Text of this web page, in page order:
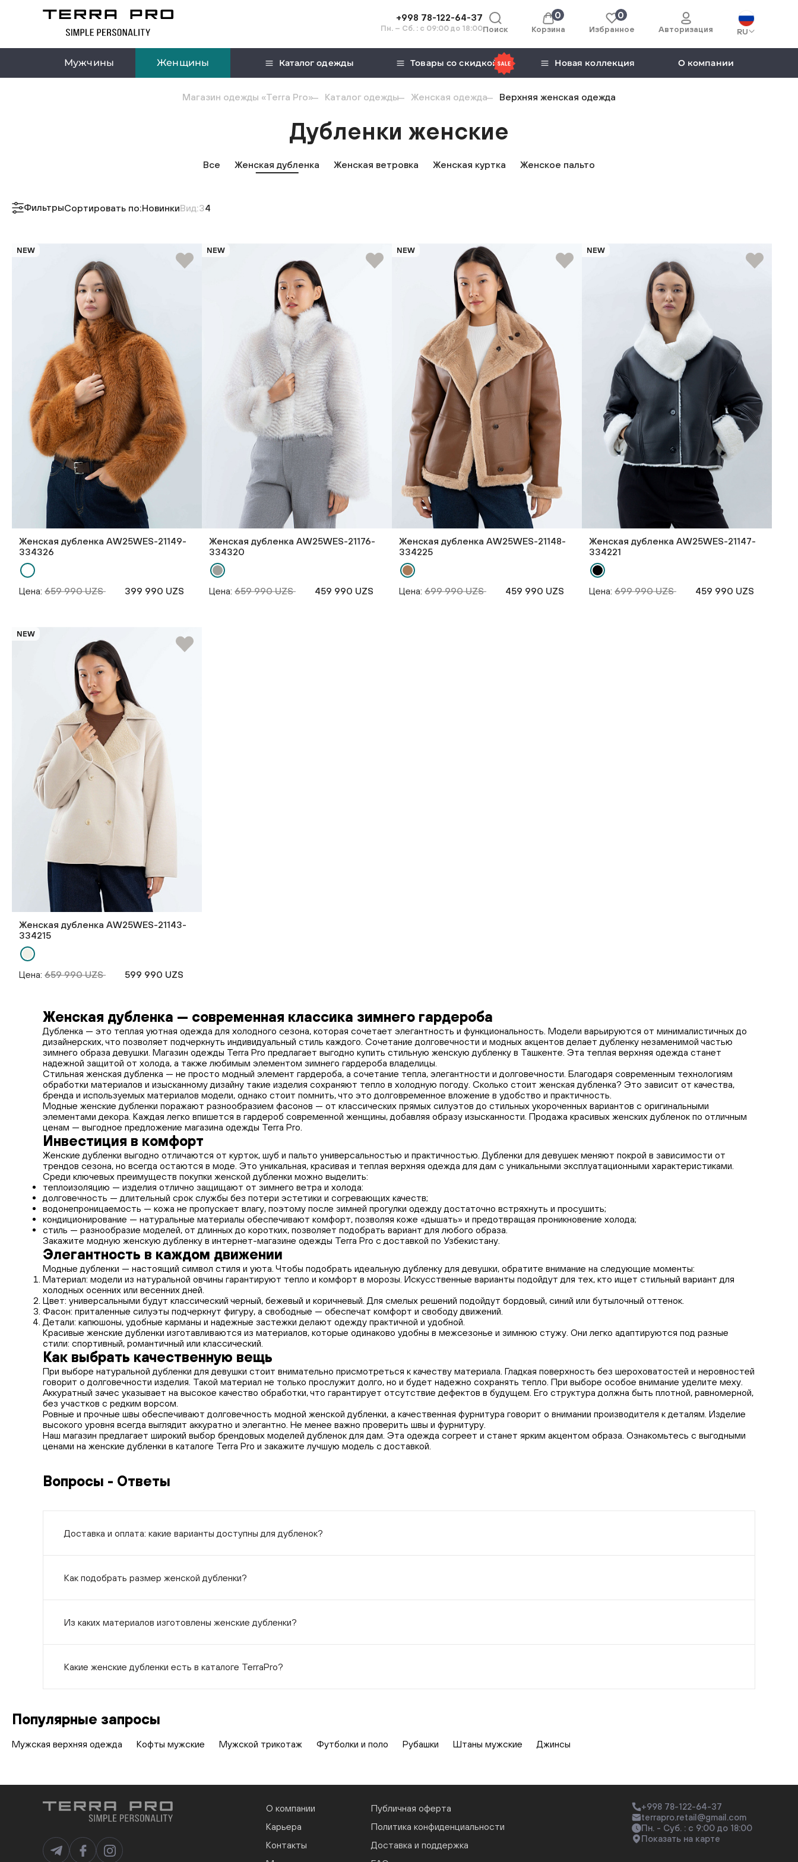
+998 78-122-64-37
Пн. – Сб. : с 09:00 до 18:00Поиск Корзина
0 0
Избранное Авторизация RU
Мужчины Женщины Каталог одежды Товары со скидкой Новая коллекция О компании
Магазин одежды «Terra Pro» Каталог одежды Женская одежда Верхняя женская одежда
Дубленки женские
Все Женская дубленка Женская ветровка Женская куртка Женское пальто
ФильтрыСортировать по:НовинкиВид:34
NEW
Женская дубленка AW25WES-21149-
334326
Цена: 659 990 UZS 399 990 UZS
NEW
Женская дубленка AW25WES-21176-
334320
Цена: 659 990 UZS 459 990 UZS
NEW
Женская дубленка AW25WES-21148-
334225
Цена: 699 990 UZS 459 990 UZS
NEW
Женская дубленка AW25WES-21147-
334221
Цена: 699 990 UZS 459 990 UZS
NEW
Женская дубленка AW25WES-21143-
334215
Цена: 659 990 UZS 599 990 UZS
Женская дубленка — современная классика зимнего гардероба
Дубленка — это теплая уютная одежда для холодного сезона, которая сочетает элегантность и функциональность. Модели варьируются от минималистичных до
дизайнерских, что позволяет подчеркнуть индивидуальный стиль каждого. Сочетание долговечности и модных акцентов делает дубленку незаменимой частью
зимнего образа девушки. Магазин одежды Terra Pro предлагает выгодно купить стильную женскую дубленку в Ташкенте. Эта теплая верхняя одежда станет
надежной защитой от холода, а также любимым элементом зимнего гардероба владелицы.
Стильная женская дубленка — не просто модный элемент гардероба, а сочетание тепла, элегантности и долговечности. Благодаря современным технологиям
обработки материалов и изысканному дизайну такие изделия сохраняют тепло в холодную погоду. Сколько стоит женская дубленка? Это зависит от качества,
бренда и используемых материалов модели, однако стоит помнить, что это долговременное вложение в удобство и практичность.
Модные женские дубленки поражают разнообразием фасонов — от классических прямых силуэтов до стильных укороченных вариантов с оригинальными
элементами декора. Каждая легко впишется в гардероб современной женщины, добавляя образу изысканности. Продажа красивых женских дубленок по отличным
ценам — выгодное предложение магазина одежды Terra Pro.
Инвестиция в комфорт
Женские дубленки выгодно отличаются от курток, шуб и пальто универсальностью и практичностью. Дубленки для девушек меняют покрой в зависимости от
трендов сезона, но всегда остаются в моде. Это уникальная, красивая и теплая верхняя одежда для дам с уникальными эксплуатационными характеристиками.
Среди ключевых преимуществ покупки женской дубленки можно выделить:
теплоизоляцию — изделия отлично защищают от зимнего ветра и холода:
долговечность — длительный срок службы без потери эстетики и согревающих качеств;
водонепроницаемость — кожа не пропускает влагу, поэтому после зимней прогулки одежду достаточно встряхнуть и просушить;
кондиционирование — натуральные материалы обеспечивают комфорт, позволяя коже «дышать» и предотвращая проникновение холода;
стиль — разнообразие моделей, от длинных до коротких, позволяет подобрать вариант для любого образа.
Закажите модную женскую дубленку в интернет-магазине одежды Terra Pro с доставкой по Узбекистану.
Элегантность в каждом движении
Модные дубленки — настоящий символ стиля и уюта. Чтобы подобрать идеальную дубленку для девушки, обратите внимание на следующие моменты:
Материал: модели из натуральной овчины гарантируют тепло и комфорт в морозы. Искусственные варианты подойдут для тех, кто ищет стильный вариант для
холодных осенних или весенних дней.
Цвет: универсальными будут классический черный, бежевый и коричневый. Для смелых решений подойдут бордовый, синий или бутылочный оттенок.
Фасон: приталенные силуэты подчеркнут фигуру, а свободные — обеспечат комфорт и свободу движений.
Детали: капюшоны, удобные карманы и надежные застежки делают одежду практичной и удобной.
Красивые женские дубленки изготавливаются из материалов, которые одинаково удобны в межсезонье и зимнюю стужу. Они легко адаптируются под разные
стили: спортивный, романтичный или классический.
Как выбрать качественную вещь
При выборе натуральной дубленки для девушки стоит внимательно присмотреться к качеству материала. Гладкая поверхность без шероховатостей и неровностей
говорит о долговечности изделия. Такой материал не только прослужит долго, но и будет надежно сохранять тепло. При выборе особое внимание уделите меху.
Аккуратный зачес указывает на высокое качество обработки, что гарантирует отсутствие дефектов в будущем. Его структура должна быть плотной, равномерной,
без участков с редким ворсом.
Ровные и прочные швы обеспечивают долговечность модной женской дубленки, а качественная фурнитура говорит о внимании производителя к деталям. Изделие
высокого уровня всегда выглядит аккуратно и элегантно. Не менее важно проверить швы и фурнитуру.
Наш магазин предлагает широкий выбор брендовых моделей дубленок для дам. Эта одежда согреет и станет ярким акцентом образа. Ознакомьтесь с выгодными
ценами на женские дубленки в каталоге Terra Pro и закажите лучшую модель с доставкой.
Вопросы - Ответы
Доставка и оплата: какие варианты доступны для дубленок?
Как подобрать размер женской дубленки?
Из каких материалов изготовлены женские дубленки?
Какие женские дубленки есть в каталоге TerraPro?
Популярные запросы
Мужская верхняя одежда Кофты мужские Мужской трикотаж Футболки и поло Рубашки Штаны мужские Джинсы
О компании
Карьера
Контакты
Публичная оферта
Политика конфиденциальности
Доставка и поддержка
+998 78-122-64-37
terrapro.retail@gmail.com
Пн. - Суб. : с 9:00 до 18:00
Показать на карте